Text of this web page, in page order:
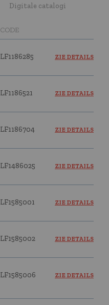
Digitale catalogi
CODE
LF1186285 ZIE DETAILS
LF1186521 ZIE DETAILS
LF1186704 ZIE DETAILS
LF1486025 ZIE DETAILS
LF1585001 ZIE DETAILS
LF1585002 ZIE DETAILS
LF1585006 ZIE DETAILS